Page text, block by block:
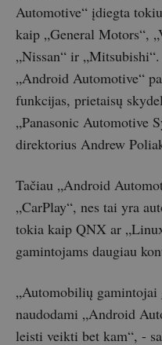
Automotive“ įdiegta
kaip „General Motors“,
„Nissan“ ir „Mitsubishi“.
„Android Automotive“
funkcijas, prietaisų
„Panasonic Automotive
direktorius Andrew
Tačiau „Android
„CarPlay“, nes tai yra
tokia kaip QNX ar
gamintojams daugiau
„Automobilių gamintojai
naudodami „Android
leisti veikti bet kam“, -